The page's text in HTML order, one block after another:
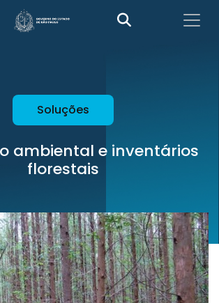
Soluções
ambiental e inventários
florestais